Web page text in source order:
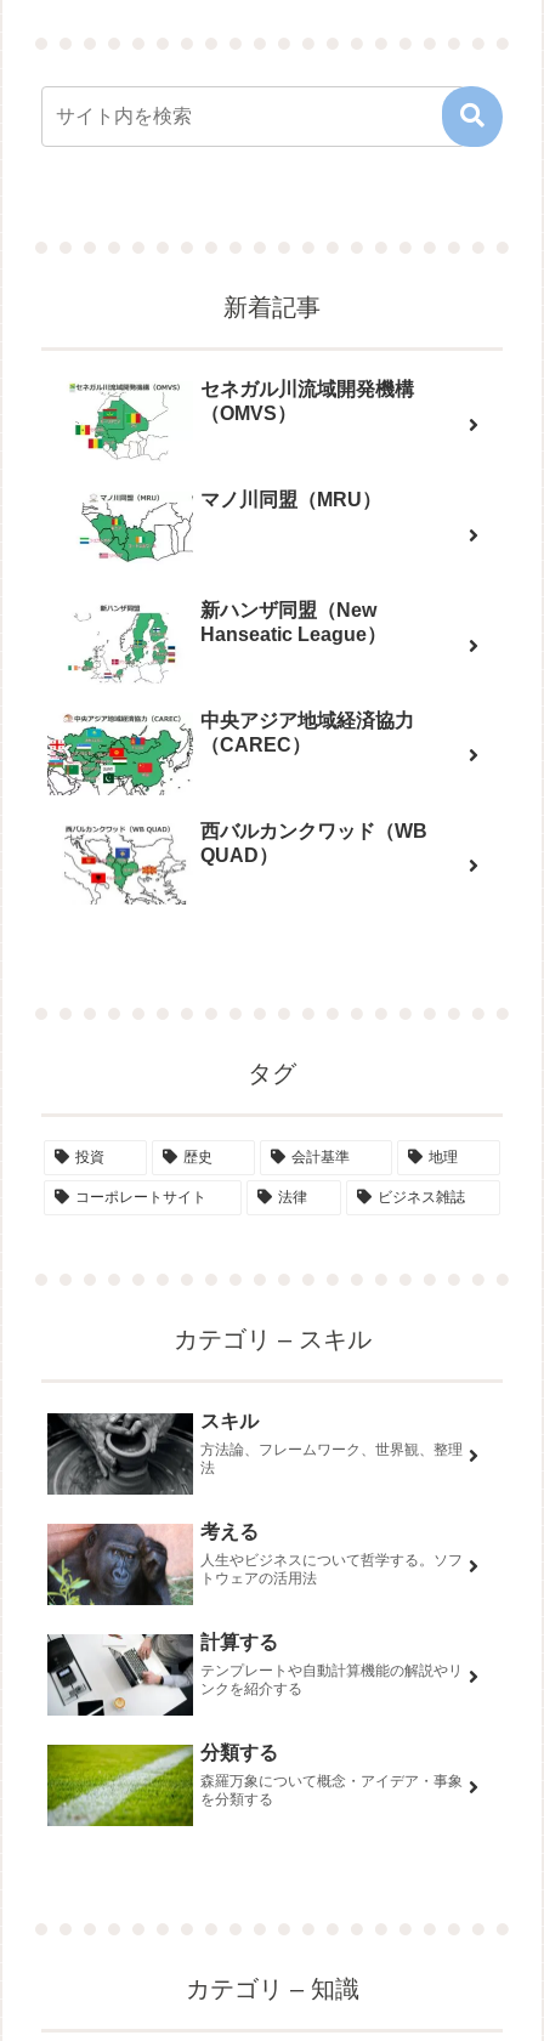
新着記事
セネガル川流域開発機構
（OMVS）
マノ川同盟（MRU）
新ハンザ同盟（New
Hanseatic League）
中央アジア地域経済協力
（CAREC）
西バルカンクワッド（WB
QUAD）
タグ
投資 歴史 会計基準 地理
コーポレートサイト 法律 ビジネス雑誌
カテゴリ – スキル
スキル
方法論、フレームワーク、世界観、整理
法
考える
人生やビジネスについて哲学する。ソフ
トウェアの活用法
計算する
テンプレートや自動計算機能の解説やリ
ンクを紹介する
分類する
森羅万象について概念・アイデア・事象
を分類する
カテゴリ – 知識